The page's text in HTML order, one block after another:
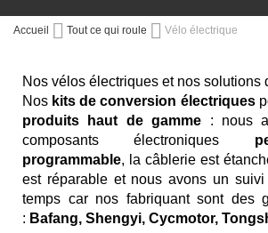
Allez
Accueil Tout ce qui roule Vélo électrique
Nos vélos électriques et nos solutions
Nos kits de conversion électriques
produits haut de gamme
: nous
composants électroniques
programmable, la câblerie est
est réparable et nous avons un
temps car nos fabriquant sont des
: Bafang, Shengyi, Cycmotor,